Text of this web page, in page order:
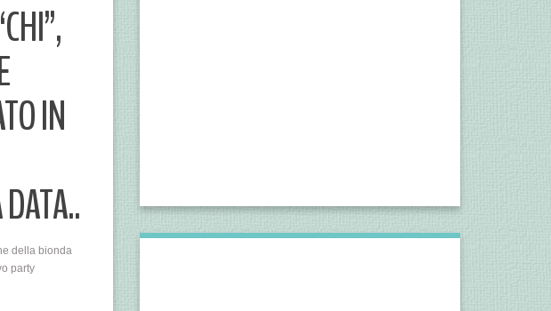
IN
della bionda
party